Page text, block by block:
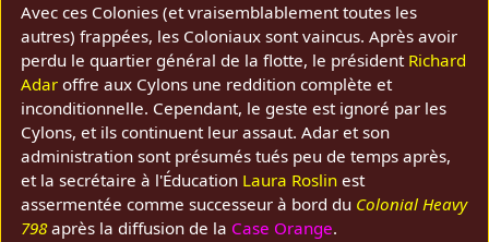
Avec ces Colonies (et vraisemblablement toutes les
autres) frappées, les Coloniaux sont vaincus. Après avoir
perdu le quartier général de la flotte, le président Richard
Adar offre aux Cylons une reddition complète et
inconditionnelle. Cependant, le geste est ignoré par les
Cylons, et ils continuent leur assaut. Adar et son
administration sont présumés tués peu de temps après,
et la secrétaire à l'Éducation Laura Roslin est
assermentée comme successeur à bord du Colonial Heavy
798après la diffusion de la Case Orange.